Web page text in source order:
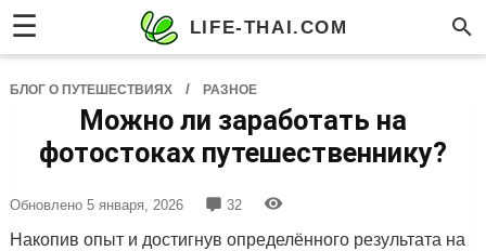
☰ LIFE-THAI.COM
БЛОГ О ПУТЕШЕСТВИЯХ / РАЗНОЕ
Можно ли заработать на
фотостоках путешественнику?
Обновлено 5 января, 2026 32
Накопив опыт и достигнув определённого результата на